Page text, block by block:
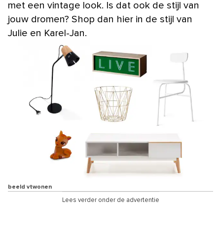
met een vintage look. Is dat ook de stijl van
jouw dromen? Shop dan hier in de stijl van
Julie en Karel-Jan.
beeld vtwonen
Lees verder onder de advertentie